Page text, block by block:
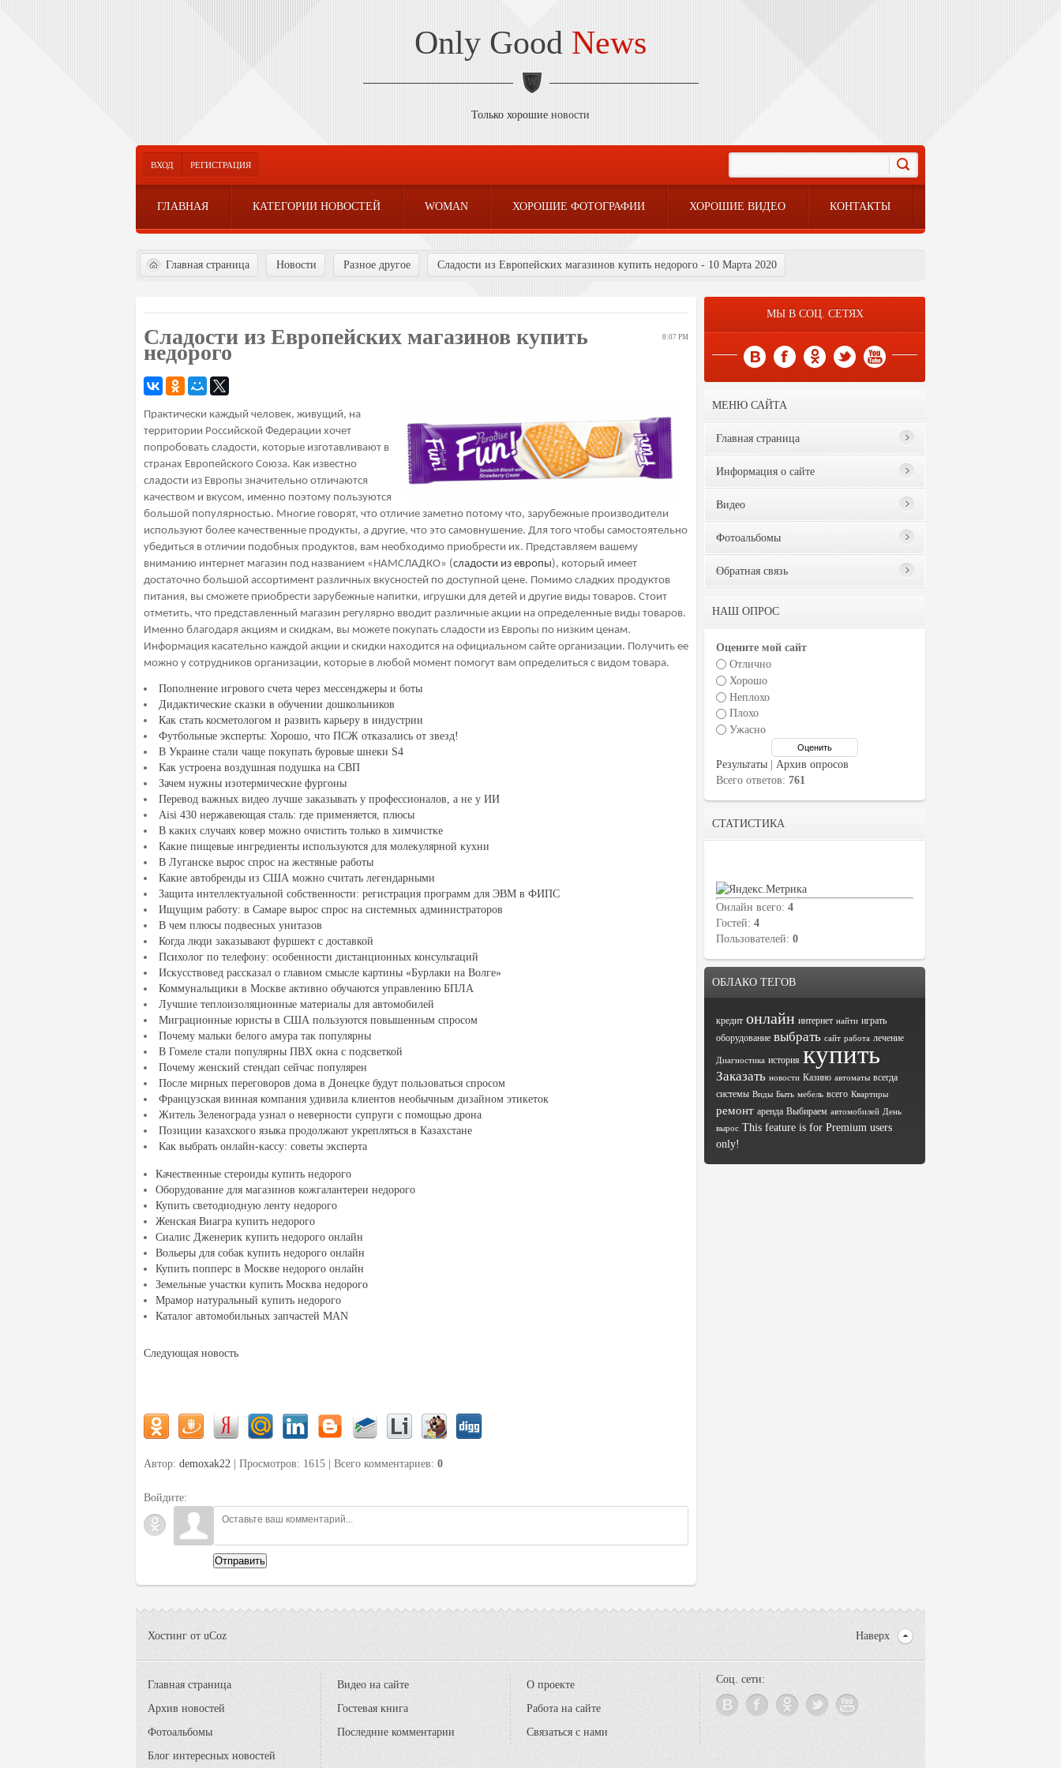
Only Good News
Только хорошие новости
ВХОД РЕГИСТРАЦИЯ
ГЛАВНАЯ КАТЕГОРИИ НОВОСТЕЙ WOMAN ХОРОШИЕ ФОТОГРАФИИ ХОРОШИЕ ВИДЕО КОНТАКТЫ
Главная страница Новости Разное другое Сладости из Европейских магазинов купить недорого - 10 Марта 2020
8:07 PM
Сладости из Европейских магазинов купить
недорого
Практически каждый человек, живущий, на
территории Российской Федерации хочет
попробовать сладости, которые изготавливают в
странах Европейского Союза. Как известно
сладости из Европы значительно отличаются
качеством и вкусом, именно поэтому пользуются
большой популярностью. Многие говорят, что отличие заметно потому что, зарубежные производители
используют более качественные продукты, а другие, что это самовнушение. Для того чтобы самостоятельно
убедиться в отличии подобных продуктов, вам необходимо приобрести их. Представляем вашему
вниманию интернет магазин под названием «НАМСЛАДКО» (сладости из европы), который имеет
достаточно большой ассортимент различных вкусностей по доступной цене. Помимо сладких продуктов
питания, вы сможете приобрести зарубежные напитки, игрушки для детей и другие виды товаров. Стоит
отметить, что представленный магазин регулярно вводит различные акции на определенные виды товаров.
Именно благодаря акциям и скидкам, вы можете покупать сладости из Европы по низким ценам.
Информация касательно каждой акции и скидки находится на официальном сайте организации. Получить ее
можно у сотрудников организации, которые в любой момент помогут вам определиться с видом товара.
Пополнение игрового счета через мессенджеры и боты
Дидактические сказки в обучении дошкольников
Как стать косметологом и развить карьеру в индустрии
Футбольные эксперты: Хорошо, что ПСЖ отказались от звезд!
В Украине стали чаще покупать буровые шнеки S4
Как устроена воздушная подушка на СВП
Зачем нужны изотермические фургоны
Перевод важных видео лучше заказывать у профессионалов, а не у ИИ
Aisi 430 нержавеющая сталь: где применяется, плюсы
В каких случаях ковер можно очистить только в химчистке
Какие пищевые ингредиенты используются для молекулярной кухни
В Луганске вырос спрос на жестяные работы
Какие автобренды из США можно считать легендарными
Защита интеллектуальной собственности: регистрация программ для ЭВМ в ФИПС
Ищущим работу: в Самаре вырос спрос на системных администраторов
В чем плюсы подвесных унитазов
Когда люди заказывают фуршект с доставкой
Психолог по телефону: особенности дистанционных консультаций
Искусствовед рассказал о главном смысле картины «Бурлаки на Волге»
Коммунальщики в Москве активно обучаются управлению БПЛА
Лучшие теплоизоляционные материалы для автомобилей
Миграционные юристы в США пользуются повышенным спросом
Почему мальки белого амура так популярны
В Гомеле стали популярны ПВХ окна с подсветкой
Почему женский стендап сейчас популярен
После мирных переговоров дома в Донецке будут пользоваться спросом
Французская винная компания удивила клиентов необычным дизайном этикеток
Житель Зеленограда узнал о неверности супруги с помощью дрона
Позиции казахского языка продолжают укрепляться в Казахстане
Как выбрать онлайн-кассу: советы эксперта
Качественные стероиды купить недорого
Оборудование для магазинов кожгалантереи недорого
Купить светодиодную ленту недорого
Женская Виагра купить недорого
Сиалис Дженерик купить недорого онлайн
Вольеры для собак купить недорого онлайн
Купить попперс в Москве недорого онлайн
Земельные участки купить Москва недорого
Мрамор натуральный купить недорого
Каталог автомобильных запчастей MAN
Следующая новость
Автор: demoxak22 | Просмотров: 1615 | Всего комментариев: 0
Войдите:
Отправить
МЫ В СОЦ. СЕТЯХ
МЕНЮ САЙТА
Главная страница
Информация о сайте
Видео
Фотоальбомы
Обратная связь
НАШ ОПРОС
Оцените мой сайт
Отлично
Хорошо
Неплохо
Плохо
Ужасно
Результаты
Архив опросов
Всего ответов: 761
СТАТИСТИКА
Онлайн всего: 4
Гостей: 4
Пользователей: 0
ОБЛАКО ТЕГОВ
кредит онлайн интернет найти играть
оборудование выбрать сайт работа лечение
Диагностика история купить
Заказать новости Казино автоматы всегда
системы Виды Быть мебель всего Квартиры
ремонт аренда Выбираем автомобилей День
вырос This feature is for Premium users
only!
Хостинг от uCoz Наверх
Главная страница
Архив новостей
Фотоальбомы
Блог интересных новостей
Видео на сайте
Гостевая книга
Последние комментарии
О проекте
Работа на сайте
Связаться с нами
Соц. сети: